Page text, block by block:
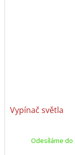
Vypínač světla
Odesíláme